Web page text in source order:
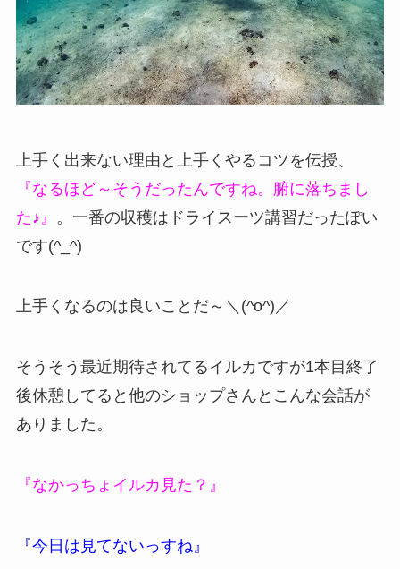
上手く出来ない理由と上手くやるコツを伝授、
『なるほど～そうだったんですね。腑に落ちまし
た♪』
。一番の収穫はドライスーツ講習だったぽい
です(^_^)
上手くなるのは良いことだ～＼(^o^)／
そうそう最近期待されてるイルカですが1本目終了
後休憩してると他のショップさんとこんな会話が
ありました。
『なかっちょイルカ見た？』
『今日は見てないっすね』